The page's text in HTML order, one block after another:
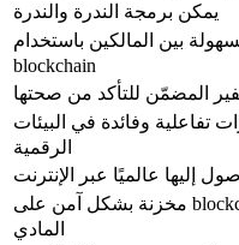
يمكن برمجة الندرة والندرة
بين المالكين باستخدام
blockchain
المضمّن للتأكد من صحتها
تفاعلية وفائدة في البيئات
الرقمية
إليها عالميًا عبر الإنترنت
مخزنة بشكل آمن على blockchain ، لا حاجة للتخزين
المادي